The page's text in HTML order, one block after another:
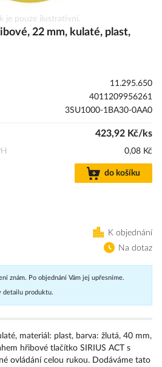
je pouze ilustrativní.
22 mm, kulaté, plast,
11.295.650
4011209956261
3SU1000-1BA30-0AA0
423,92 Kč/ks
0,08 Kč
do košíku
K objednání
Na dotaz
znám. Po objednání Vám jej upřesníme.
detailu produktu.
materiál: plast, barva: žlutá, 40 mm,
hřibové tlačítko SIRIUS ACT s
ovládání celou rukou. Dodáváme tato